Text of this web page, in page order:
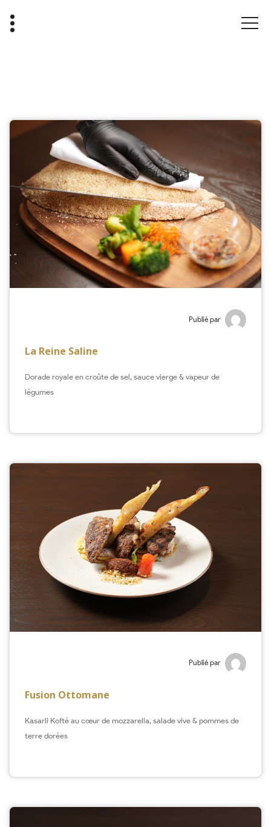
Publié par
La Reine Saline
Dorade royale en croûte de sel, sauce vierge & vapeur de
légumes
Publié par
Fusion Ottomane
Kasarli Kofté au cœur de mozzarella, salade vive & pommes de
terre dorées